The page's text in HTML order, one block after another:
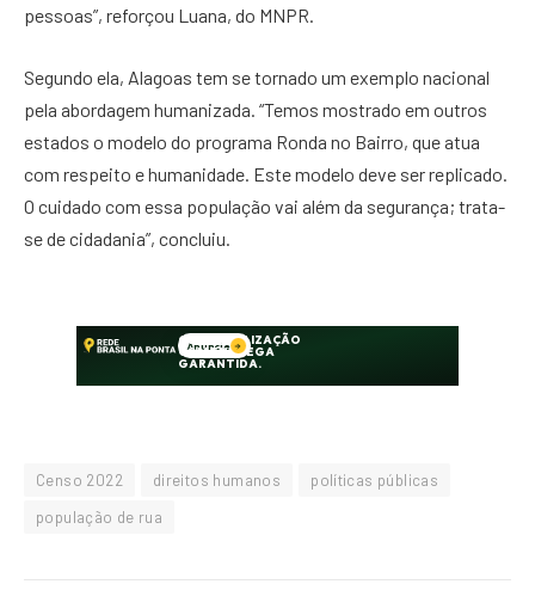
pessoas”, reforçou Luana, do MNPR.
Segundo ela, Alagoas tem se tornado um exemplo nacional
pela abordagem humanizada. “Temos mostrado em outros
estados o modelo do programa Ronda no Bairro, que atua
com respeito e humanidade. Este modelo deve ser replicado.
O cuidado com essa população vai além da segurança; trata-
se de cidadania”, concluiu.
Censo 2022 direitos humanos
políticas públicas
população de rua